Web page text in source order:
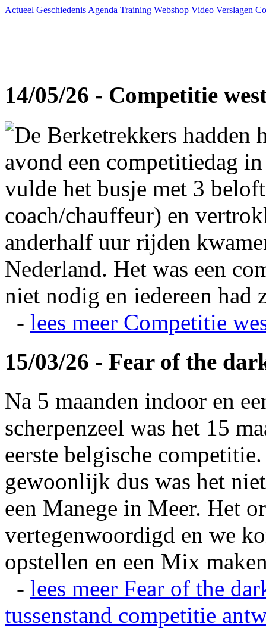
Actueel Geschiedenis Agenda Training Webshop Video Verslagen
14/05/26 - Competitie
De Berketrekkers hadden
avond een competitiedag
vulde het busje met 3
coach/chauffeur) en
anderhalf uur rijden
Nederland. Het was een
niet nodig en iedereen
- lees meer Competitie
15/03/26 - Fear of the
Na 5 maanden indoor en
scherpenzeel was het 15
eerste belgische
gewoonlijk dus was het
een Manege in Meer. Het
vertegenwoordigd en we
opstellen en een Mix
- lees meer Fear of the
tussenstand competitie